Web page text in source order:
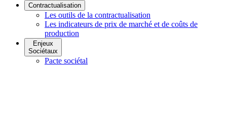
Contractualisation
Les outils de la contractualisation
Les indicateurs de prix de marché et de coûts de
production
Enjeux
Sociétaux
Pacte sociétal